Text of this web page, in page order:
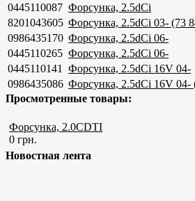
0445110087 Форсунка, 2.5dCi
8201043605 Форсунка, 2.5dCi 03- (73
0986435170 Форсунка, 2.5dCi 06-
0445110265 Форсунка, 2.5dCi 06-
0445110141
Форсунка, 2.5dCi 16V 04-
0986435086 Форсунка, 2.5dCi 16V 04-
Просмотренные товары:
Форсунка, 2.0CDTI
0 грн.
Новостная лента